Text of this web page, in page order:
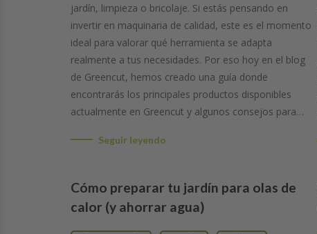
jardín, limpieza o bricolaje. Si estás pensando en
invertir en maquinaria de calidad, este es el momento
ideal para valorar qué herramienta se adapta
realmente a tus necesidades. Por eso hoy en el blog
de Greencut, hemos creado una guía donde
encontrarás los principales productos disponibles
actualmente en Greencut y algunos consejos para…
Seguir leyendo
Cómo preparar tu jardín para olas de
calor (y ahorrar agua)